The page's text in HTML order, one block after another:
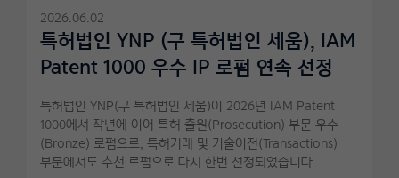
2026.06.02
특허법인 YNP (구 특허법인 세움), IAM
Patent 1000 우수 IP 로펌 연속 선정
특허법인 YNP(구 특허법인 세움)이 2026년 IAM Patent
1000에서 작년에 이어 특허 출원(Prosecution) 부문 우수
(Bronze) 로펌으로, 특허거래 및 기술이전(Transactions)
부문에서도 추천 로펌으로 다시 한번 선정되었습니다.